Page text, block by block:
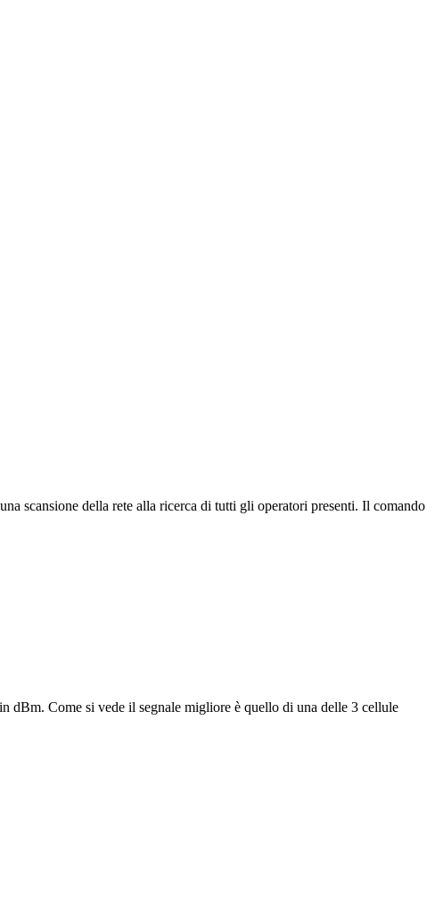
scansione della rete alla ricerca di tutti gli operatori presenti. Il comando
dBm. Come si vede il segnale migliore è quello di una delle 3 cellule